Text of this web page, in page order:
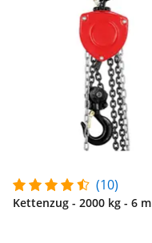
(10)
Kettenzug - 2000 kg - 6 m